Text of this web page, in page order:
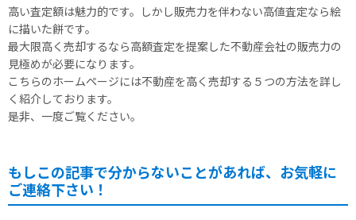
高い査定額は魅力的です。しかし販売力を伴わない高値査定なら絵
に描いた餅です。
最大限高く売却するなら高額査定を提案した不動産会社の販売力の
見極めが必要になります。
こちらのホームページには不動産を高く売却する５つの方法を詳し
く紹介しております。
是非、一度ご覧ください。
もしこの記事で分からないことがあれば、お気軽に
ご連絡下さい！